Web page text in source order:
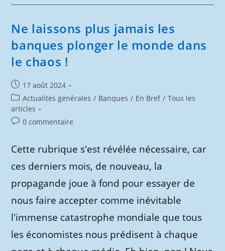
Pour
Une
Guerre
Fomentée
Par
Ne laissons plus jamais les
banques plonger le monde dans
le chaos !
Publication
publiée :
17 août 2024
Post
category:
Actualités générales / Banques / En Bref / Tous les
articles
Commentaires
publication :
0 commentaire
Cette rubrique s'est révélée nécessaire, car
ces derniers mois, de nouveau, la
propagande joue à fond pour essayer de
nous faire accepter comme inévitable
l'immense catastrophe mondiale que tous
les économistes nous prédisent à chaque